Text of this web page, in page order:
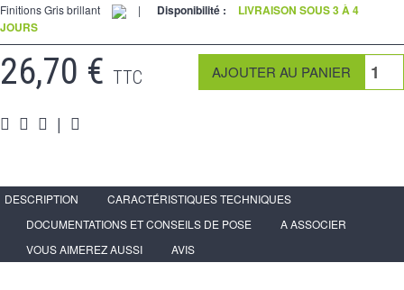
Supports
Espace Pro
Finitions Gris brillant
| Disponibilité :
LIVRAISON SOUS 3 À 4
JOURS
26,70 € TTC
|
DESCRIPTION
CARACTÉRISTIQUES TECHNIQUES
DOCUMENTATIONS ET CONSEILS DE POSE
A ASSOCIER
VOUS AIMEREZ AUSSI
AVIS